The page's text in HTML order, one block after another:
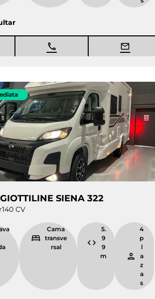
GIOTTILINE SIENA 322
140 CV
Cama
transve
rsal
5.
9
9
m
4
p
l
a
z
a
s